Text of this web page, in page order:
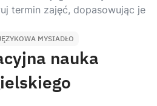
termin zajęć, dopasowując je
MYSIADŁO
nauka